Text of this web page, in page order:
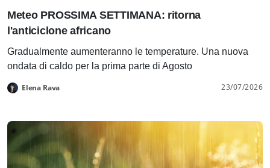
Meteo PROSSIMA SETTIMANA: ritorna
l'anticiclone africano
Gradualmente aumenteranno le temperature. Una nuova
ondata di caldo per la prima parte di Agosto
Elena Rava 23/07/2026